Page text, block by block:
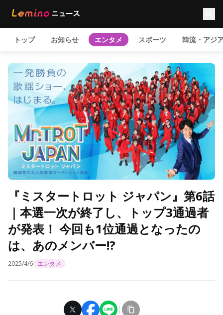
トップ お知らせ エンタメ スポーツ 韓流・アジ
『ミスタートロット ジャパン』第6話
｜本選一次が終了し、トップ3通過者
が発表！ 今回も1位通過となったの
は、あのメンバー!?
2025/4/6 エンタメ